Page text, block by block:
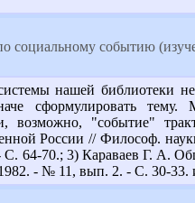
социальному событию
нашей библиотеки
сформулировать
возможно, "событие"
России // Философ.
70.; 3) Караваев Г. А.
- № 11, вып. 2. - С. 30-33.